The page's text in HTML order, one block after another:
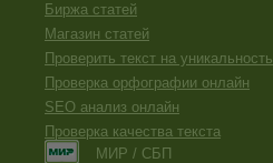
Биржа статей
Магазин статей
Проверить текст на уникальность
Проверка орфографии онлайн
SEO анализ онлайн
Проверка качества текста
МИР / СБП